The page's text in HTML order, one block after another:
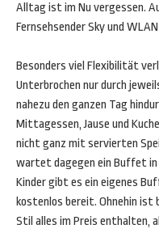
Alltag ist im Nu vergessen.
Fernsehsender Sky und
Besonders viel Flexibilität
Unterbrochen nur durch
nahezu den ganzen Tag
Mittagessen, Jause und
nicht ganz mit servierten
wartet dagegen ein Buffet in
Kinder gibt es ein eigenes
kostenlos bereit. Ohnehin ist
Stil alles im Preis enthalten,